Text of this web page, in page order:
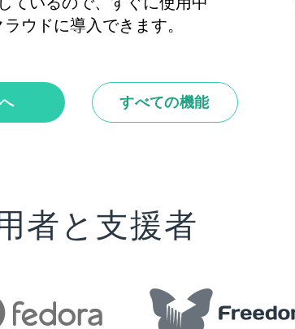
ウドに導入できます。
すべての機能
者と支援者